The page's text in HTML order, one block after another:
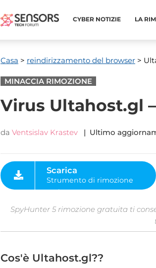
CYBER ​​NOTIZIE LA
Casa > reindirizzamento del browser >
MINACCIA RIMOZIONE
Virus Ultahost.gl
da Ventsislav Krastev | Ultimo
Strumento di rimozione
malware
SpyHunter 5 rimozione gratuita ti
Cos'è Ultahost.gl??